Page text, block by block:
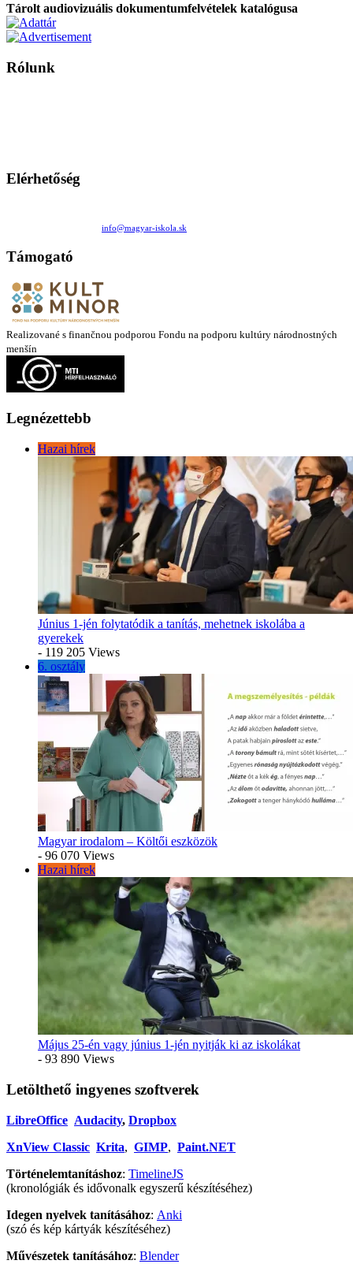
Tárolt audiovizuális dokumentumfelvételek katalógusa
Rólunk
Elérhetőség
info@magyar-iskola.sk
Támogató
Realizované s finančnou podporou Fondu na podporu kultúry národnostných
menšín
Legnézettebb
Hazai hírek
Június 1-jén folytatódik a tanítás, mehetnek iskolába a
gyerekek
- 119 205 Views
6. osztály
Magyar irodalom – Költői eszközök
- 96 070 Views
Hazai hírek
Május 25-én vagy június 1-jén nyitják ki az iskolákat
- 93 890 Views
Letölthető ingyenes szoftverek
LibreOffice Audacity, Dropbox
XnView Classic Krita, GIMP, Paint.NET
Történelemtanításhoz: TimelineJS
(kronológiák és idővonalk egyszerű készítéséhez)
Idegen nyelvek tanításához: Anki
(szó és kép kártyák készítéséhez)
Művészetek tanításához: Blender